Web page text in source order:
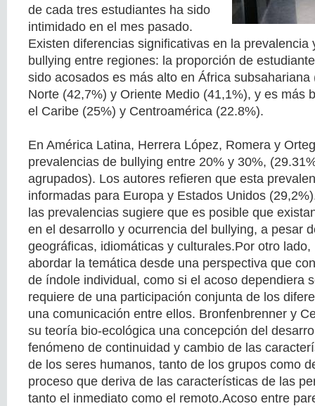
de cada tres estudiantes ha sido
intimidado en el mes pasado.
Existen diferencias significativas en la prevalencia
bullying entre regiones: la proporción de
sido acosados es más alto en África subsahariana
Norte (42,7%) y Oriente Medio (41,1%), y es más
el Caribe (25%) y Centroamérica (22.8%).
En América Latina, Herrera López, Romera y
prevalencias de bullying entre 20% y 30%,
agrupados). Los autores refieren que esta
informadas para Europa y Estados Unidos
las prevalencias sugiere que es posible que
en el desarrollo y ocurrencia del bullying, a pesar
geográficas, idiomáticas y culturales.Por otro
abordar la temática desde una perspectiva que
de índole individual, como si el acoso dependiera
requiere de una participación conjunta de los
una comunicación entre ellos. Bronfenbrenner y
su teoría bio-ecológica una concepción del
fenómeno de continuidad y cambio de las
de los seres humanos, tanto de los grupos como
proceso que deriva de las características de las
tanto el inmediato como el remoto.Acoso entre